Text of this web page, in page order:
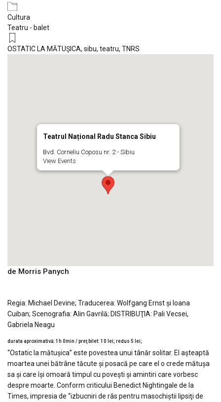
Cultura
Teatru - balet
OSTATIC LA MĂTUŞICA, sibu, teatru, TNRS
Teatrul Național Radu Stanca Sibiu
Bvd. Corneliu Coposu nr. 2 - Sibiu
View Events
de Morris Panych
Regia: Michael Devine; Traducerea: Wolfgang Ernst şi Ioana
Cuiban; Scenografia: Alin Gavrilă; DISTRIBUŢIA: Pali Vecsei,
Gabriela Neagu
durata aproximativă: 1h 0min / preţ bilet: 10 lei; redus 5 lei;
“Ostatic la mătuşica” este povestea unui tânăr solitar. El aşteaptă
moartea unei bătrâne tăcute şi posacă pe care el o crede mătuşa
sa şi care îşi omoară timpul cu poveşti şi amintiri care vorbesc
despre moarte. Conform criticului Benedict Nightingale de la
Times, impresia de “izbucniri de râs pentru masochiştii lipsiţi de